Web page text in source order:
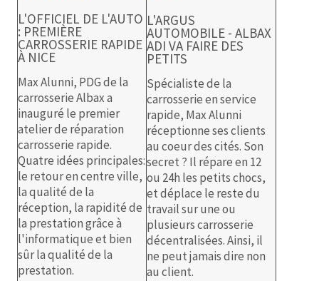
L'OFFICIEL DE L'AUTO
: PREMIÈRE
CARROSSERIE RAPIDE
À NICE
Max Alunni, PDG de la
carrosserie Albax a
inauguré le premier
atelier de réparation
carrosserie rapide.
Quatre idées principales:
le retour en centre ville,
la qualité de la
réception, la rapidité de
la prestation grâce à
l'informatique et bien
sûr la qualité de la
prestation.
L'ARGUS
AUTOMOBILE - ALBAX
ADI VA FAIRE DES
PETITS
Spécialiste de la
carrosserie en service
rapide, Max Alunni
réceptionne ses clients
au coeur des cités. Son
secret ? Il répare en 12
ou 24h les petits chocs,
et déplace le reste du
travail sur une ou
plusieurs carrosserie
décentralisées. Ainsi, il
ne peut jamais dire non
au client.